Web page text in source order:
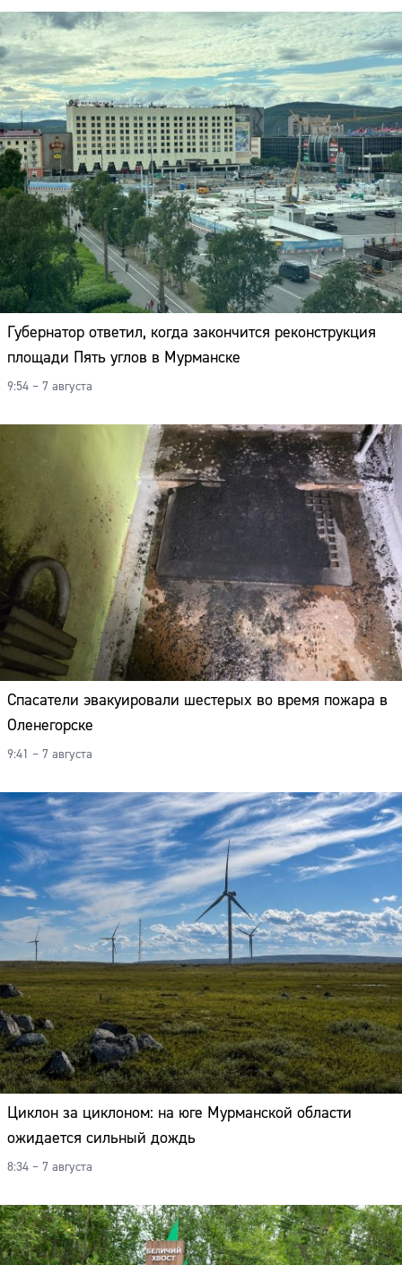
Губернатор ответил, когда закончится реконструкция
площади Пять углов в Мурманске
9:54 – 7 августа
Спасатели эвакуировали шестерых во время пожара в
Оленегорске
9:41 – 7 августа
Циклон за циклоном: на юге Мурманской области
ожидается сильный дождь
8:34 – 7 августа